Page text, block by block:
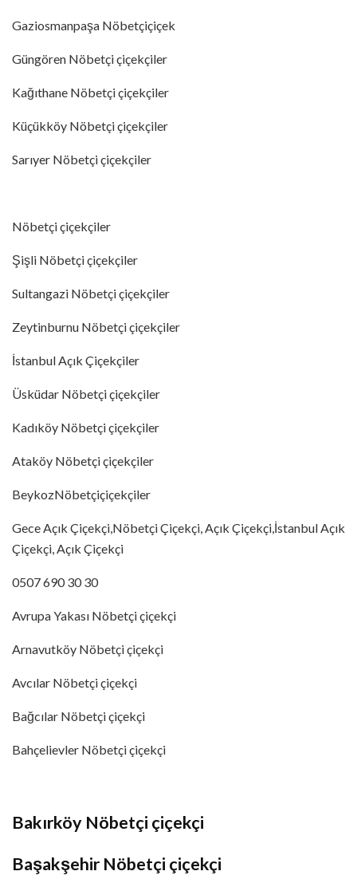
Gaziosmanpaşa Nöbetçiçiçek
Güngören Nöbetçi çiçekçiler
Kağıthane Nöbetçi çiçekçiler
Küçükköy Nöbetçi çiçekçiler
Sarıyer Nöbetçi çiçekçiler
Nöbetçi çiçekçiler
Şişli Nöbetçi çiçekçiler
Sultangazi Nöbetçi çiçekçiler
Zeytinburnu Nöbetçi çiçekçiler
İstanbul Açık Çiçekçiler
Üsküdar Nöbetçi çiçekçiler
Kadıköy Nöbetçi çiçekçiler
Ataköy Nöbetçi çiçekçiler
BeykozNöbetçiçiçekçiler
Gece Açık Çiçekçi,Nöbetçi Çiçekçi, Açık Çiçekçi,İstanbul Açık
Çiçekçi, Açık Çiçekçi
0507 690 30 30
Avrupa Yakası Nöbetçi çiçekçi
Arnavutköy Nöbetçi çiçekçi
Avcılar Nöbetçi çiçekçi
Bağcılar Nöbetçi çiçekçi
Bahçelievler Nöbetçi çiçekçi
Bakırköy Nöbetçi çiçekçi
Başakşehir Nöbetçi çiçekçi